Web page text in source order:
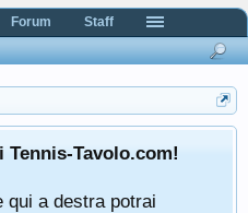
Tavolo.com!
qui a destra potrai
Forum Staff